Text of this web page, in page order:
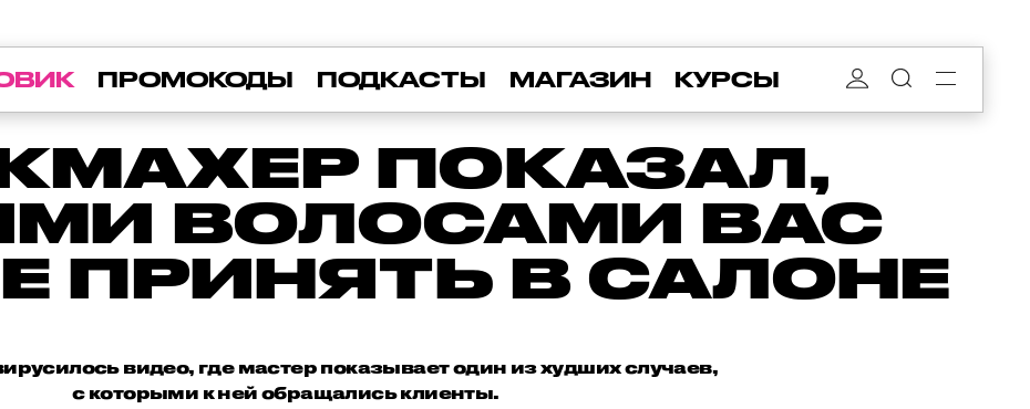
ПРОМОКОДЫ ПОДКАСТЫ МАГАЗИН КУРСЫ
ПОКАЗАЛ,
ВОЛОСАМИ ВАС
ПРИНЯТЬ В САЛОНЕ
видео, где мастер показывает один из худших случаев,
с которыми к ней обращались клиенты.